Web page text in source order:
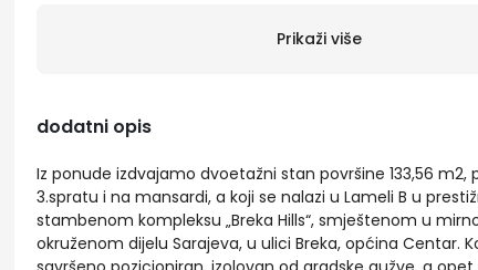
Prikaži više
dodatni opis
Iz ponude izdvajamo dvoetažni stan površine 133,56 m2,
3.spratu i na mansardi, a koji se nalazi u Lameli B u
stambenom kompleksu „Breka Hills“, smještenom u
okruženom dijelu Sarajeva, u ulici Breka, općina Centar.